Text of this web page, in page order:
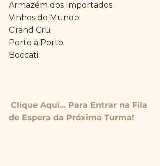
Armazém dos Importados
Vinhos do Mundo
Grand Cru
Porto a Porto
Boccati
Clique Aqui... Para Entrar na Fila
de Espera da Próxima Turma!